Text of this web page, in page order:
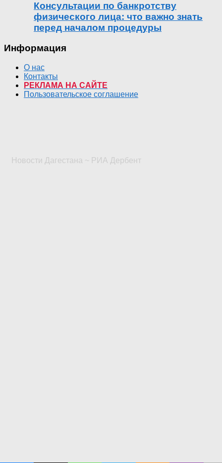
Консультации по банкротству
физического лица: что важно знать
перед началом процедуры
Информация
О нас
Контакты
РЕКЛАМА НА САЙТЕ
Пользовательское соглашение
Новости Дагестана ~ РИА Дербент